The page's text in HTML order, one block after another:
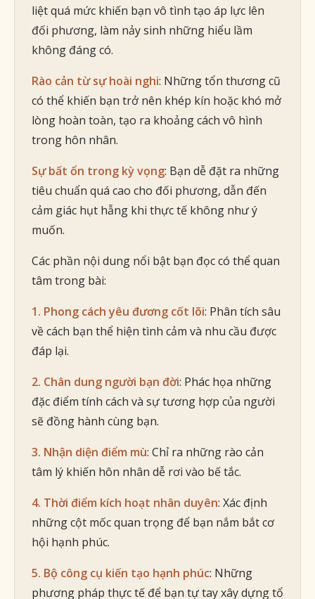
liệt quá mức khiến bạn vô tình tạo áp lực lên
đối phương, làm nảy sinh những hiểu lầm
không đáng có.
Rào cản từ sự hoài nghi: Những tổn thương cũ
có thể khiến bạn trở nên khép kín hoặc khó mở
lòng hoàn toàn, tạo ra khoảng cách vô hình
trong hôn nhân.
Sự bất ổn trong kỳ vọng: Bạn dễ đặt ra những
tiêu chuẩn quá cao cho đối phương, dẫn đến
cảm giác hụt hẫng khi thực tế không như ý
muốn.
Các phần nội dung nổi bật bạn đọc có thể quan
tâm trong bài:
1. Phong cách yêu đương cốt lõi: Phân tích sâu
về cách bạn thể hiện tình cảm và nhu cầu được
đáp lại.
2. Chân dung người bạn đời: Phác họa những
đặc điểm tính cách và sự tương hợp của người
sẽ đồng hành cùng bạn.
3. Nhận diện điểm mù: Chỉ ra những rào cản
tâm lý khiến hôn nhân dễ rơi vào bế tắc.
4. Thời điểm kích hoạt nhân duyên: Xác định
những cột mốc quan trọng để bạn nắm bắt cơ
hội hạnh phúc.
5. Bộ công cụ kiến tạo hạnh phúc: Những
phương pháp thực tế để bạn tự tay xây dựng tổ